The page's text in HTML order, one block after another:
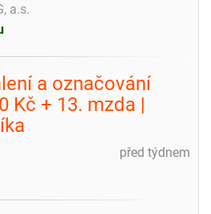
a.s.
a označování
Kč + 13. mzda |
před týdnem